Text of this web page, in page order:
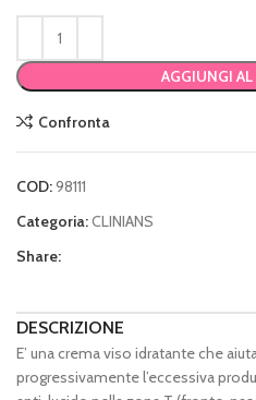
AGGIUNGI AL
Confronta
COD:98111
Categoria:CLINIANS
Share:
DESCRIZIONE
E’ una crema viso idratante che
progressivamente l’eccessiva